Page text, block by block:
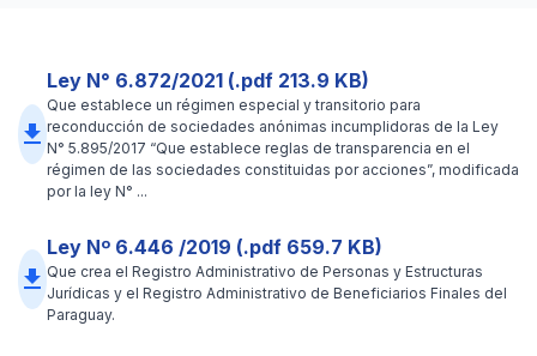
file_download
Ley N° 6.872/2021 (.pdf 213.9 KB)
Que establece un régimen especial y transitorio para
reconducción de sociedades anónimas incumplidoras de la Ley
N° 5.895/2017 “Que establece reglas de transparencia en el
régimen de las sociedades constituidas por acciones”, modificada
por la ley N° ...
file_download
Ley Nº 6.446 /2019 (.pdf 659.7 KB)
Que crea el Registro Administrativo de Personas y Estructuras
Jurídicas y el Registro Administrativo de Beneficiarios Finales del
Paraguay.